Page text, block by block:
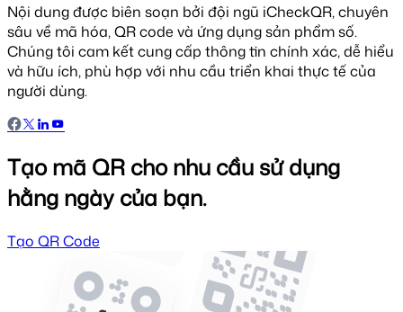
Nội dung được biên soạn bởi đội ngũ iCheckQR, chuyên
sâu về mã hóa, QR code và ứng dụng sản phẩm số.
Chúng tôi cam kết cung cấp thông tin chính xác, dễ hiểu
và hữu ích, phù hợp với nhu cầu triển khai thực tế của
người dùng.
Tạo mã QR cho nhu cầu sử dụng
hằng ngày của bạn.
Tạo QR Code